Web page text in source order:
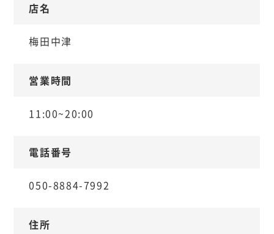
店名
梅田中津
営業時間
11:00~20:00
電話番号
050-8884-7992
住所